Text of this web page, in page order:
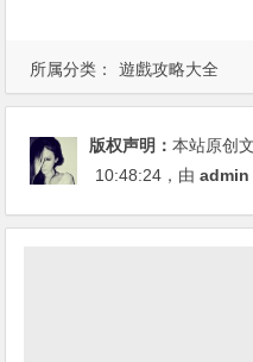
所属分类： 遊戲攻略大全
版权声明：本站原创
10:48:24 ，由admin